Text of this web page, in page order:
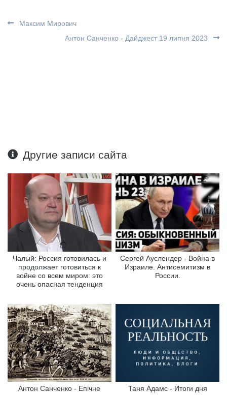
Максим Мирович
Антон Санченко - Дайджест 19 липня 2023
Другие записи сайта
Чалый: Россия готовилась и
продолжает готовиться к
войне со всем миром: это
очень опасная тенденция
Сергей Ауслендер - Война в
Израиле. Антисемитизм в
России.
Антон Санченко - Епічне Таня Адамс - Итоги дня